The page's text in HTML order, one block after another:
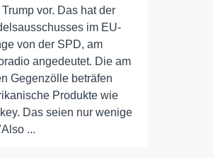
vor. Das hat der
im EU-
von der SPD, am
angedeutet. Die am
Gegenzölle beträfen
Produkte wie
Das seien nur wenige
...